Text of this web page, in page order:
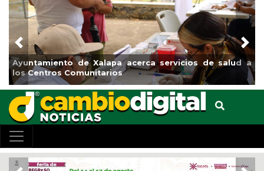
Xalapa acerca servicios de salud a
Municipio arrancará
el boulevard 5 de
Previous